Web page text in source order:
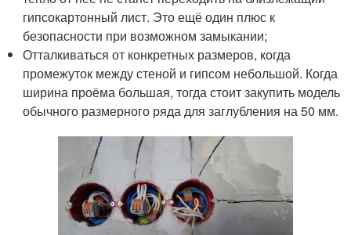
гипсокартонный лист. Это ещё один плюс к
безопасности при возможном замыкании;
Отталкиваться от конкретных размеров, когда
промежуток между стеной и гипсом небольшой. Когда
ширина проёма большая, тогда стоит закупить модель
обычного размерного ряда для заглубления на 50 мм.